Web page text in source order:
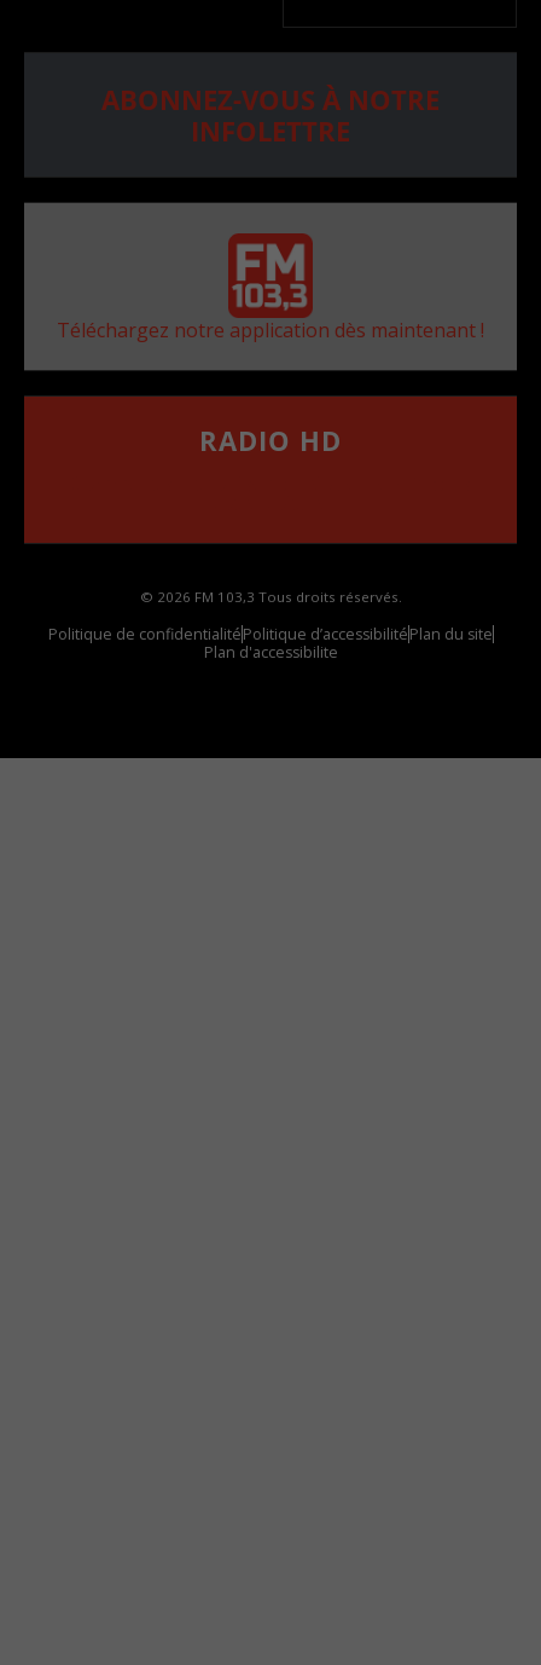
ABONNEZ-VOUS À NOTRE
INFOLETTRE
Téléchargez notre application dès maintenant !
RADIO HD
© 2026 FM 103,3 Tous droits réservés.
Politique de confidentialitéPolitique d’accessibilitéPlan du site
Plan d'accessibilite